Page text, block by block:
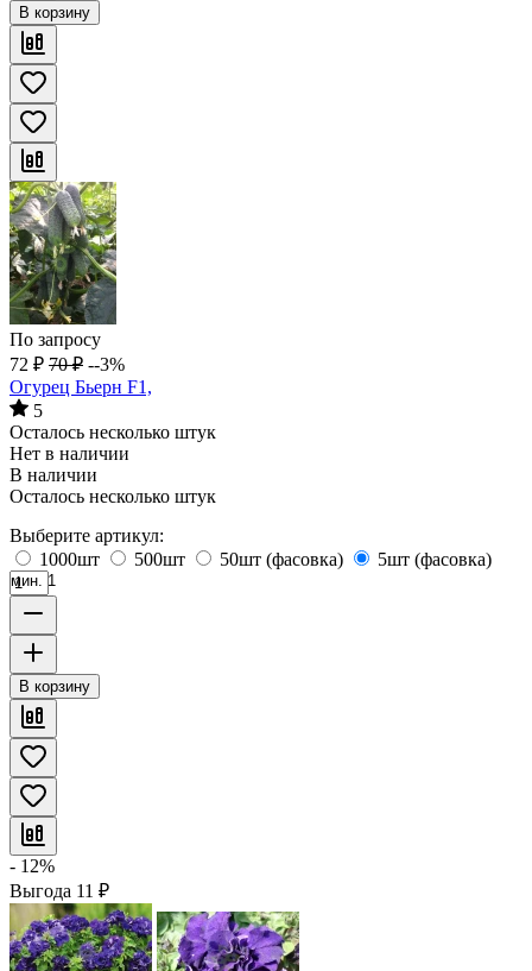
В корзину
По запросу
72 ₽ 70 ₽ --3%
Огурец Бьерн F1,
5
Осталось несколько штук
Нет в наличии
В наличии
Осталось несколько штук
Выберите артикул:
1000шт
500шт 50шт (фасовка) 5шт (фасовка)
мин. 1
В корзину
- 12%
Выгода 11 ₽